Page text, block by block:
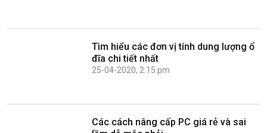
Tìm hiểu các đơn vị tính dung lượng ổ
đĩa chi tiết nhất
25-04-2020, 2:15 pm
Các cách nâng cấp PC giá rẻ và sai